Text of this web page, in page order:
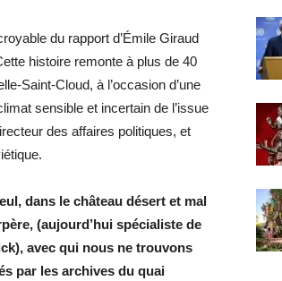
du rapport d’Émile Giraud
histoire remonte à plus de 40
Saint-Cloud, à l’occasion d’une
sensible et incertain de l’issue
des affaires politiques, et
dans le château désert et mal
(aujourd’hui spécialiste de
avec qui nous ne trouvons
par les archives du quai